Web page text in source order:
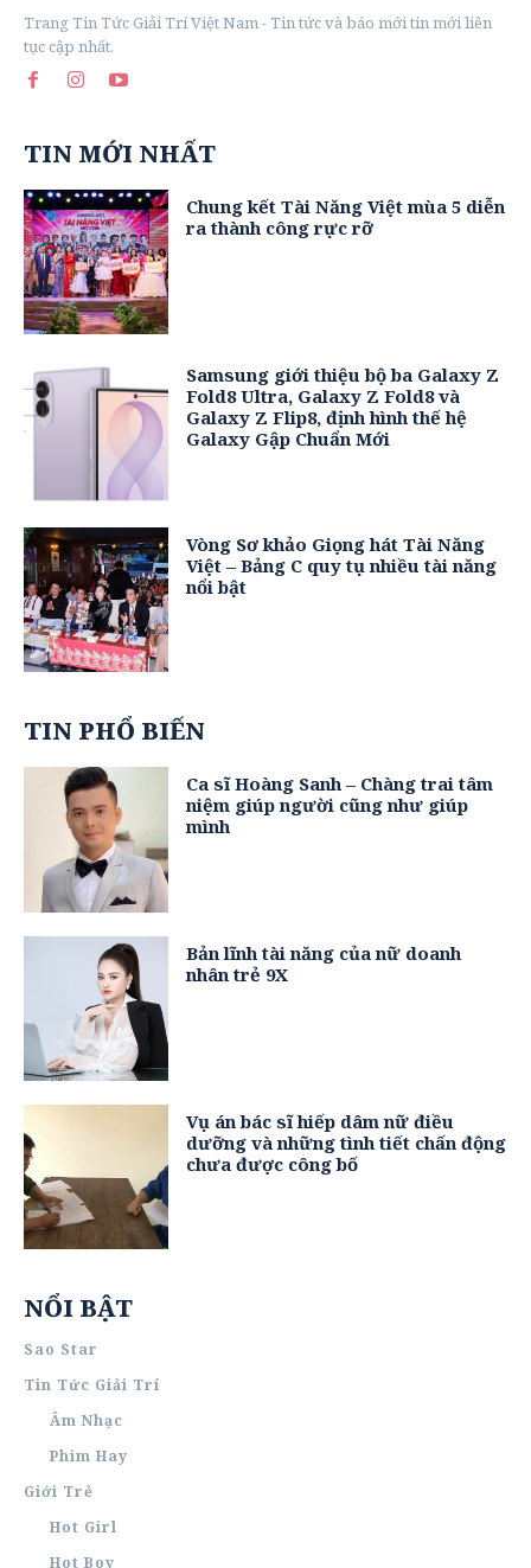
Trang Tin Tức Giải Trí Việt Nam - Tin tức và báo mới tin mới liên
tục cập nhất.
TIN MỚI NHẤT
Chung kết Tài Năng Việt mùa 5 diễn
ra thành công rực rỡ
Samsung giới thiệu bộ ba Galaxy Z
Fold8 Ultra, Galaxy Z Fold8 và
Galaxy Z Flip8, định hình thế hệ
Galaxy Gập Chuẩn Mới
Vòng Sơ khảo Giọng hát Tài Năng
Việt – Bảng C quy tụ nhiều tài năng
nổi bật
TIN PHỔ BIẾN
Ca sĩ Hoàng Sanh – Chàng trai tâm
niệm giúp người cũng như giúp
mình
Bản lĩnh tài năng của nữ doanh
nhân trẻ 9X
Vụ án bác sĩ hiếp dâm nữ điều
dưỡng và những tình tiết chấn động
chưa được công bố
NỔI BẬT
Sao Star
Tin Tức Giải Trí
Âm Nhạc
Phim Hay
Giới Trẻ
Hot Girl
Hot Boy